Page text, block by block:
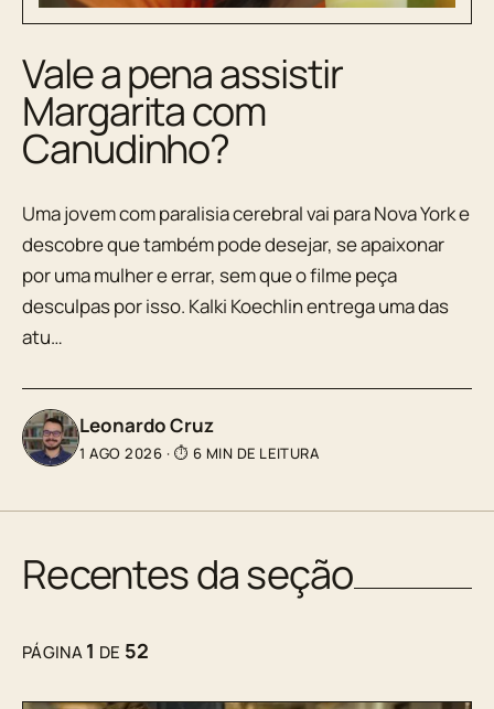
Vale a pena assistir
Margarita com
Canudinho?
Uma jovem com paralisia cerebral vai para Nova York e
descobre que também pode desejar, se apaixonar
por uma mulher e errar, sem que o filme peça
desculpas por isso. Kalki Koechlin entrega uma das
atu…
Leonardo Cruz
1 AGO 2026 · ⏱ 6 MIN DE LEITURA
Recentes da seção
PÁGINA1 DE 52